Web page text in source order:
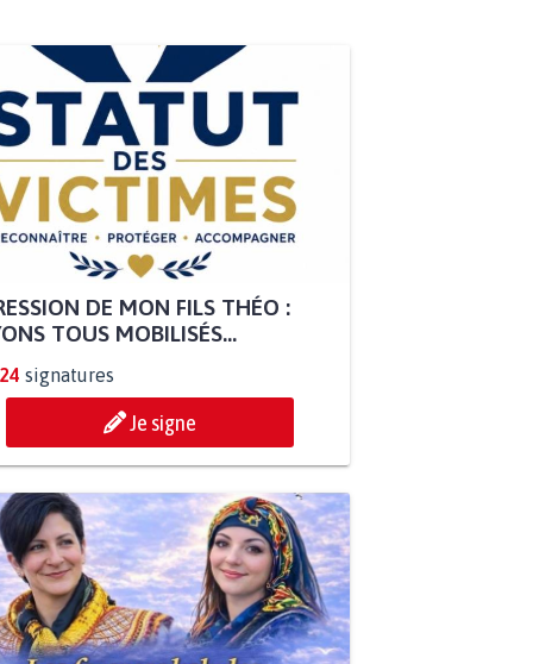
DE MON FILS THÉO :
TOUS MOBILISÉS...
signatures
Je signe